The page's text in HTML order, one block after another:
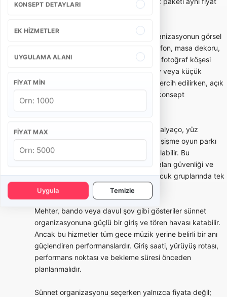
KONSEPT DETAYLARI
EK HIZMETLER
UYGULAMA ALANI
FIYAT MIN
FIYAT MAX
Uygula Temizle
Sünnet tahtı ve konsept süsleme, organizasyonun görsel
merkezini oluşturur. Taht modeli, arka fon, masa dekoru,
balon/ışık kullanımı, karşılama alanı ve fotoğraf köşesi
mekanın ölçüsüne göre seçilmelidir. Ev veya küçük
salonlarda daha kompakt kurulumlar tercih edilirken, açık
alan ve büyük salonlarda daha geniş konsept
uygulanabilir.
Çocuk eğlencesi tarafında animatör, palyaço, yüz
boyama, yarışmalar, maskot karakter, şişme oyun parkı
veya mini show gibi seçenekler kullanılabilir. Bu
hizmetlerde yaş grubu, çocuk sayısı, alan güvenliği ve
program süresi önemlidir. Kalabalık çocuk gruplarında tek
animatör yeterli olmayabilir.
Mehter, bando veya davul şov gibi gösteriler sünnet
organizasyonuna güçlü bir giriş ve tören havası katabilir.
Ancak bu hizmetler tüm gece müzik yerine belirli bir anı
güçlendiren performanslardır. Giriş saati, yürüyüş rotası,
performans noktası ve bekleme süresi önceden
planlanmalıdır.
Sünnet organizasyonu seçerken yalnızca fiyata değil;